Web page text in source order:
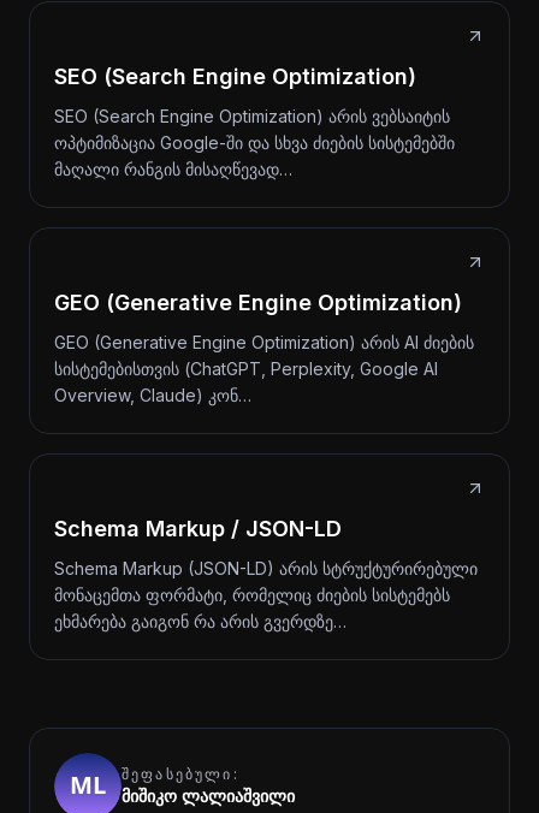
SEO (Search Engine Optimization)
SEO (Search Engine Optimization) არის ვებსაიტის
ოპტიმიზაცია Google-ში და სხვა ძიების სისტემებში
მაღალი რანგის მისაღწევად…
GEO (Generative Engine Optimization)
GEO (Generative Engine Optimization) არის AI ძიების
სისტემებისთვის (ChatGPT, Perplexity, Google AI
Overview, Claude) კონ…
Schema Markup / JSON-LD
Schema Markup (JSON-LD) არის სტრუქტურირებული
მონაცემთა ფორმატი, რომელიც ძიების სისტემებს
ეხმარება გაიგონ რა არის გვერდზე…
ᲨᲔᲤᲐᲡᲔᲑᲣᲚᲘ:
მიშიკო ლალიაშვილი